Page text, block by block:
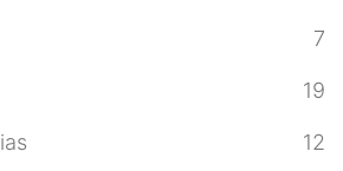
7
19
12